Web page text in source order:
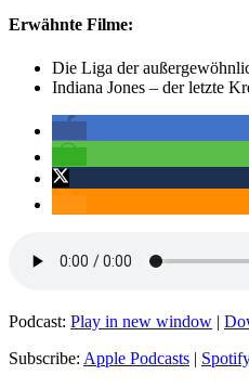
Erwähnte Filme:
Die Liga der
Indiana Jones – der letzte
Podcast: Play in new window |
Subscribe: Apple Podcasts |